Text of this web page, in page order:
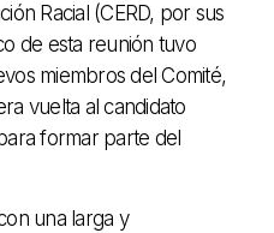
Racial (CERD, por sus
de esta reunión tuvo
miembros del Comité,
vuelta al candidato
formar parte del
una larga y